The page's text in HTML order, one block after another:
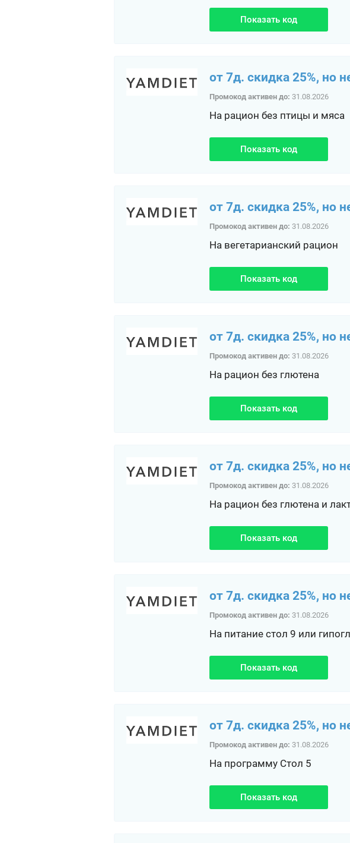
Показать код
от 7д. скидка 25%, но
Промокод активен до: 31.08.2026
На рацион без птицы и мяса
Показать код
от 7д. скидка 25%, но
Промокод активен до: 31.08.2026
На вегетарианский рацион
Показать код
от 7д. скидка 25%, но
Промокод активен до: 31.08.2026
На рацион без глютена
Показать код
от 7д. скидка 25%, но
Промокод активен до: 31.08.2026
На рацион без глютена и
Показать код
от 7д. скидка 25%, но
Промокод активен до: 31.08.2026
На питание стол 9 или
Показать код
от 7д. скидка 25%, но
Промокод активен до: 31.08.2026
На программу Стол 5
Показать код